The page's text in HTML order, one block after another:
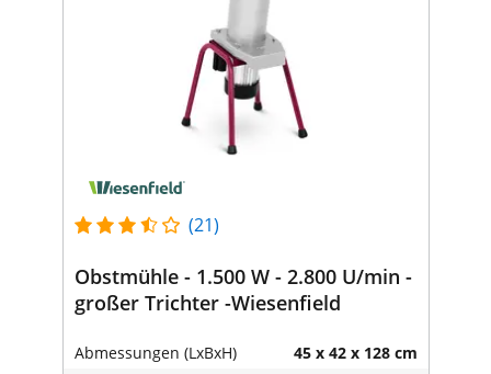
(21)
Obstmühle - 1.500 W - 2.800 U/min -
großer Trichter -Wiesenfield
Abmessungen (LxBxH) 45 x 42 x 128 cm